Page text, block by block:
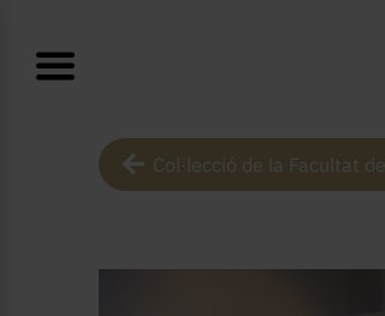
Col·lecció de la Facultat